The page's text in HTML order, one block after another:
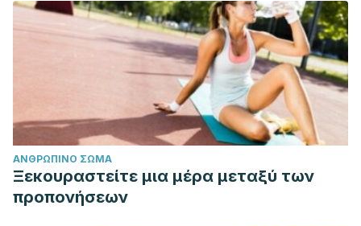
ΑΝΘΡΏΠΙΝΟ ΣΏΜΑ
Ξεκουραστείτε μια μέρα μεταξύ των
προπονήσεων